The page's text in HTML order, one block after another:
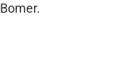
Bomer.